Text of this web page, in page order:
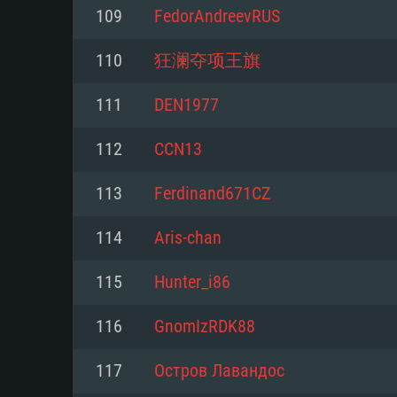
Mínimo
77XX / NVIDIA GeForce GTX
mínima suportada: 720p
Network: Internet de banda larga.
Mínimo
mais recente
Processador: Core i5 2.2GHz
não suportado)
Memória: 6 GB
Placa Gráfica: Intel Iris Pro
mínima suportada: 720p com
Mínimo
do Linux de 64bit
Processador: Dual-Core 2.4 GHz
Memória: 4 GB
Placa Gráfica: NVIDIA 660
recentes (não mais de 6
Vulkan (não mais de 6 meses);
109 FedorAndreevRUS
110 狂澜夺项王旗
111 DEN1977
112 CCN13
113 Ferdinand671CZ
114 Aris-chan
115 Hunter_i86
116 GnomIzRDK88
117 Остров Лавандос